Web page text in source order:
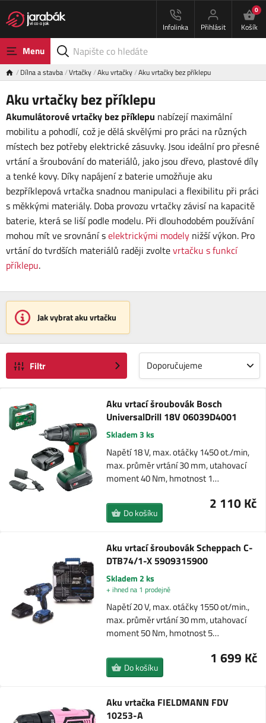
Infolinka Přihlásit
0
Košík
Menu
Dílna a stavba Vrtačky Aku vrtačky Aku vrtačky bez příklepu
Aku vrtačky bez příklepu
Akumulátorové vrtačky bez příklepu nabízejí maximální
mobilitu a pohodlí, což je dělá skvělými pro práci na různých
místech bez potřeby elektrické zásuvky. Jsou ideální pro přesné
vrtání a šroubování do materiálů, jako jsou dřevo, plastové díly
a tenké kovy. Díky napájení z baterie umožňuje aku
bezpříklepová vrtačka snadnou manipulaci a flexibilitu při práci
s měkkými materiály. Doba provozu vrtačky závisí na kapacitě
baterie, která se liší podle modelu. Při dlouhodobém používání
mohou mít ve srovnání selektrickými modely nižší výkon. Pro
vrtání do tvrdších materiálů raději zvoltevrtačku s funkcí
příklepu.
Jak vybrat aku vrtačku
Filtr Doporučujeme
Aku vrtací šroubovák Bosch
UniversalDrill 18V 06039D4001
Skladem 3 ks
Napětí 18 V, max. otáčky 1450 ot./min,
max. průměr vrtání 30 mm, utahovací
moment 40 Nm, hmotnost 1…
2 110 Kč
Do košíku
Aku vrtací šroubovák Scheppach C-
DTB74/1-X 5909315900
Skladem 2 ks
+ ihned na 1 prodejně
Napětí 20 V, max. otáčky 1550 ot/min.,
max. průměr vrtání 30 mm, utahovací
moment 50 Nm, hmotnost 5…
1 699 Kč
Do košíku
Aku vrtačka FIELDMANN FDV
10253-A